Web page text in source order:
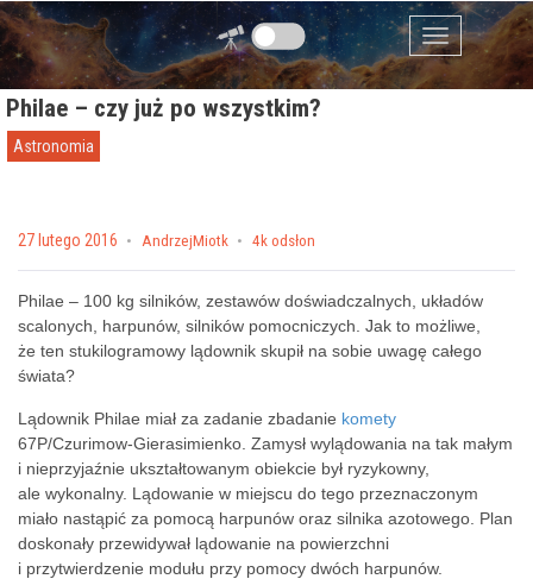
Przejdź do zawartości
Menu
Philae – czy już po wszystkim?
Astronomia
Posted on
27 lutego 2016 by AndrzejMiotk 4k odsłon
Philae – 100 kg silników, zestawów doświadczalnych, układów
scalonych, harpunów, silników pomocniczych. Jak to możliwe,
że ten stukilogramowy lądownik skupił na sobie uwagę całego
świata?
Lądownik Philae miał za zadanie zbadanie komety
67P/Czurimow-Gierasimienko. Zamysł wylądowania na tak małym
i nieprzyjaźnie ukształtowanym obiekcie był ryzykowny,
ale wykonalny. Lądowanie w miejscu do tego przeznaczonym
miało nastąpić za pomocą harpunów oraz silnika azotowego. Plan
doskonały przewidywał lądowanie na powierzchni
i przytwierdzenie modułu przy pomocy dwóch harpunów.